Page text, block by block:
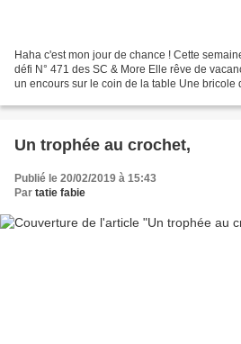
Haha c'est mon jour de chance ! Cette
défi N° 471 des SC & More Elle rêve de
un encours sur le coin de la table Une bricole
Un trophée au crochet,
Publié le 20/02/2019 à 15:43
Par tatie fabie